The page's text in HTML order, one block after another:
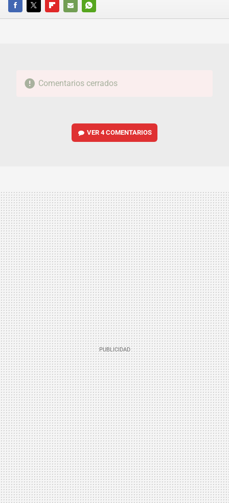
FACEBOOKTWITTERFLIPBOARD
E-
WHATSAPP
Comentarios cerrados
VER4 COMENTARIOS